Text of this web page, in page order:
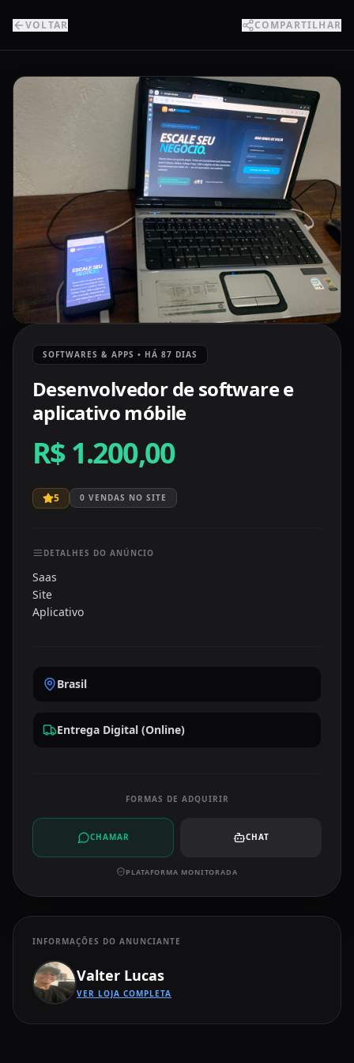
VOLTAR COMPARTILHAR
SOFTWARES & APPS • HÁ 87 DIAS
Desenvolvedor de software e
aplicativo móbile
R$ 1.200,00
5 0 VENDAS NO SITE
DETALHES DO ANÚNCIO
Saas
Site
Aplicativo
Brasil
Entrega Digital (Online)
FORMAS DE ADQUIRIR
CHAMAR CHAT
PLATAFORMA MONITORADA
INFORMAÇÕES DO ANUNCIANTE
Valter Lucas
VER LOJA COMPLETA